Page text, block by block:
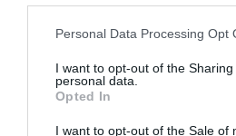
Personal Data Processing Opt
I want to opt-out of the
personal data.
Opted In
I want to opt-out of the Sale of
150 millones de euros. De este
derechos audiovisuales
demás gastos operativos, el
clubes podría situarse en torno
euros. “Es doblar lo que ahora
esta vía tras los acuerdos